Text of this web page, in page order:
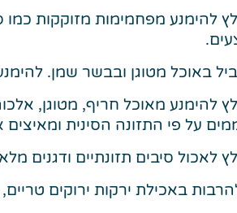
להימנע מפחמימות מזוקקות כמו
באוכל מטוגן ובבשר שמן.
להימנע מאוכל חריף, מטוגן,
על פי התזונה הסינית
לאכול סיבים תזונתיים ודגנים
באכילת ירקות ירוקים